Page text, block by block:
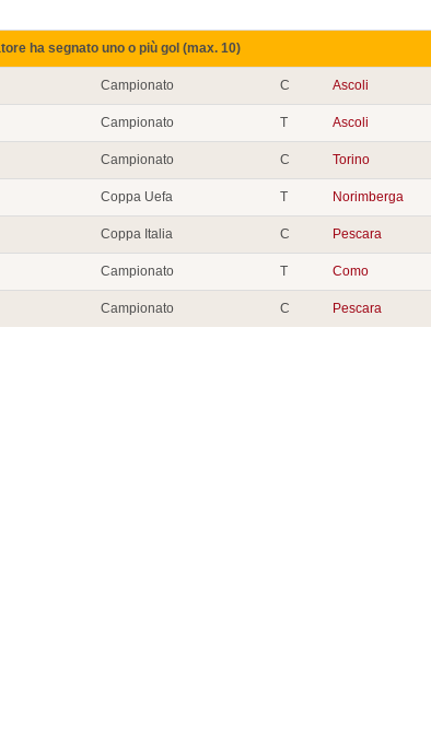
ha segnato uno o più gol (max. 10)
Campionato C Ascoli
Campionato T Ascoli
Campionato C Torino
Coppa Uefa T Norimberga
Coppa Italia C Pescara
Campionato T Como
Campionato C Pescara